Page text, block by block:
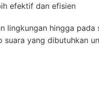
efektif dan efisien
lingkungan hingga pada
yang dibutuhkan